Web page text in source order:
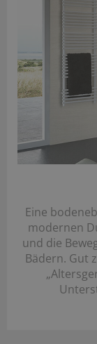
Eine
modernen
und die
Bädern. Gut